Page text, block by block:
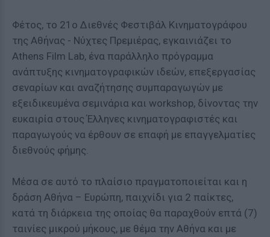
Φέτος, το 21ο Διεθνές Φεστιβάλ Κινηματογράφου
της Αθήνας - Νύχτες Πρεμιέρας, εγκαινιάζει το
Athens Film Lab, ένα παράλληλο πρόγραμμα
ανάπτυξης κινηματογραφικών ιδεών, επεξεργασίας
σεναρίων και αναζήτησης συμπαραγωγών με
εξειδικευμένα σεμινάρια και workshop, δίνοντας την
ευκαιρία στους Έλληνες κινηματογραφιστές και
παραγωγούς να έρθουν σε επαφή με επαγγελματίες
διεθνούς φήμης.
Μέσα σε αυτό το πλαίσιο πραγματοποιείται και η
δράση Αθήνα – Ευρώπη, παιχνίδι για 2 παίκτες,
κατά τη διάρκεια της οποίας θα παραχθούν επτά (7)
ταινίες μικρού μήκους, με θέμα την Αθήνα και με